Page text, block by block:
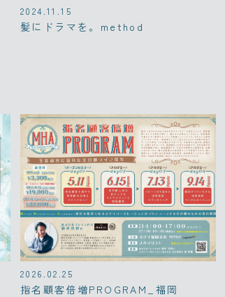
2024.11.15
髪にドラマを。method
2026.02.25
指名顧客倍増PROGRAM_福岡